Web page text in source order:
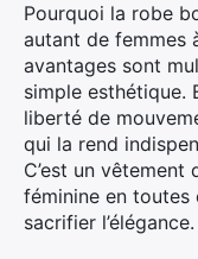
Pourquoi la robe
autant de femmes
avantages sont
simple esthétique.
liberté de
qui la rend
C’est un vêtement
féminine en toutes
sacrifier l’élégance.